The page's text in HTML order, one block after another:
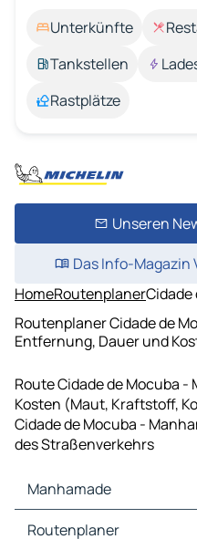
Unterkünfte
Tankstellen
Rastplätze
Unseren
Das Info-
HomeRoutenplanerCidade
Routenplaner Cidade de
Entfernung, Dauer und
Route Cidade de Mocuba
Kosten (Maut, Kraftstoff,
Cidade de Mocuba -
des Straßenverkehrs
Manhamade
Manhamade Karten
Routenplaner